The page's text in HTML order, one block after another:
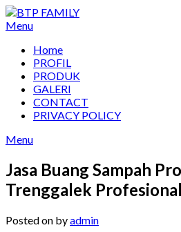
Skip
to
Menu
Home
PROFIL
PRODUK
GALERI
CONTACT
PRIVACY POLICY
Menu
Jasa Buang Sampah
Trenggalek
Posted on byadmin